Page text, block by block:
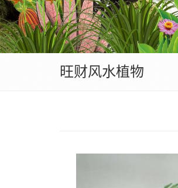
旺财风水植物